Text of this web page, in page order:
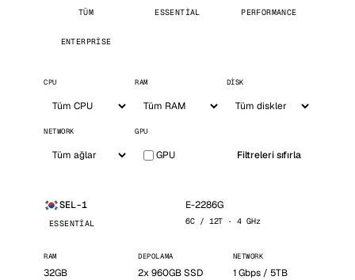
TÜM ESSENTIAL PERFORMANCE
ENTERPRISE
CPU RAM DISK
NETWORK GPU
GPU Filtreleri sıfırla
SEL-1
ESSENTIAL
E-2286G
6C / 12T · 4 GHz
RAM
32GB
DEPOLAMA
2x 960GB SSD
NETWORK
1 Gbps / 5TB